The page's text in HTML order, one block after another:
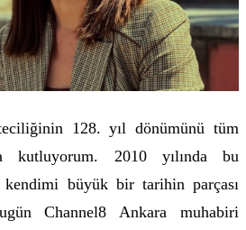
128. yıl dönümünü tüm
kutluyorum. 2010 yılında bu
kendimi büyük bir tarihin parçası
Channel8 Ankara muhabiri